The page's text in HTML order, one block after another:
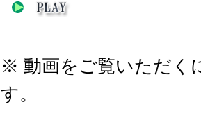
※ 動画をご覧いただく
す。